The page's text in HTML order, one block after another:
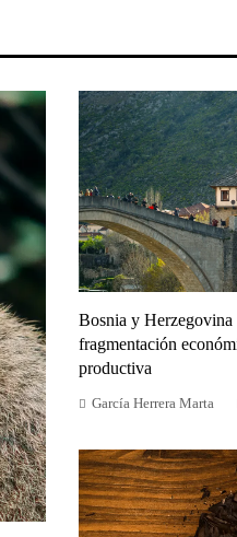
Bosnia y Herzegovina
fragmentación
productiva
García Herrera Marta